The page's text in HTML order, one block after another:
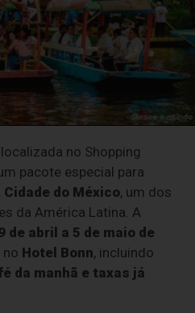
localizada no Shopping
pacote especial para
Cidade do México, um dos
da América Latina. A
de abril a 5 de maio de
Hotel Bonn, incluindo
da manhã e taxas já